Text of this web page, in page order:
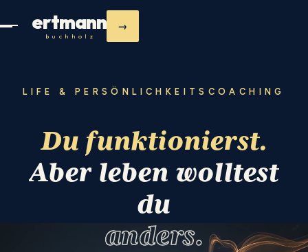
ertmann
buchholz
→
LIFE & PERSÖNLICHKEITSCOACHING
Du funktionierst.
Aber leben wolltest
du
anders.